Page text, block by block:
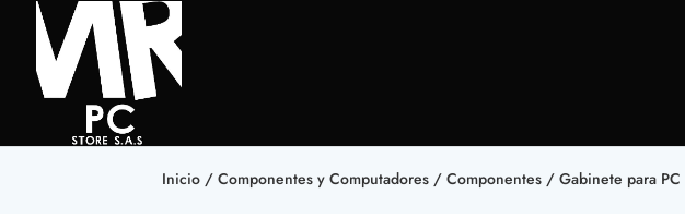
Inicio/ Componentes y Computadores/ Componentes/ Gabinete para PC